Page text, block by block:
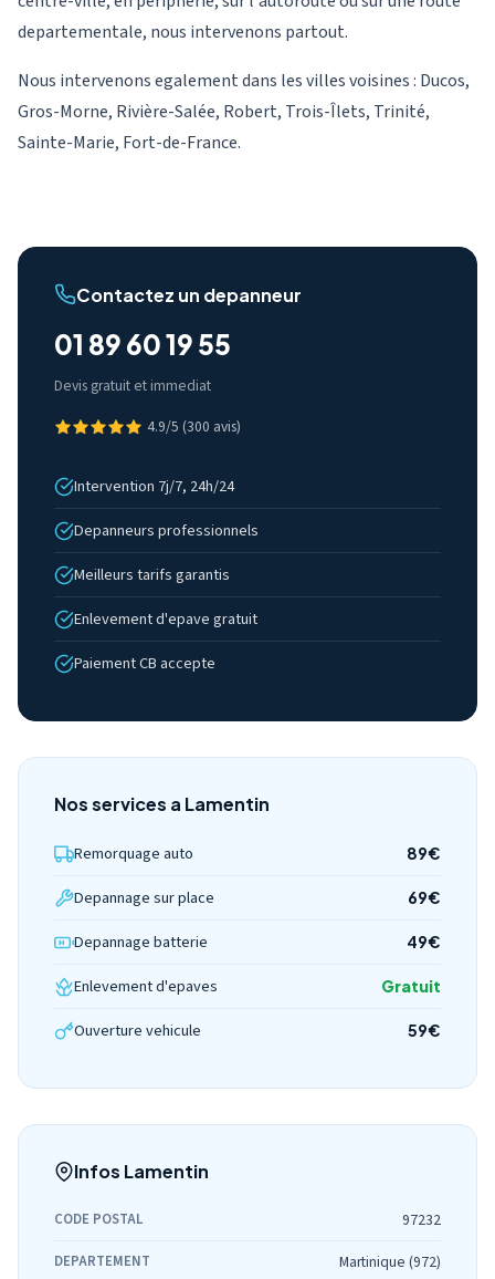
departementale, nous intervenons partout.
Nous intervenons egalement dans les villes voisines : Ducos,
Gros-Morne, Rivière-Salée, Robert, Trois-Îlets, Trinité,
Sainte-Marie, Fort-de-France.
Contactez un depanneur
01 89 60 19 55
Devis gratuit et immediat
4.9/5 (300 avis)
Intervention 7j/7, 24h/24
Depanneurs professionnels
Meilleurs tarifs garantis
Enlevement d'epave gratuit
Paiement CB accepte
Nos services a Lamentin
Remorquage auto 89€
Depannage sur place 69€
Depannage batterie 49€
Enlevement d'epaves Gratuit
Ouverture vehicule 59€
Infos Lamentin
CODE POSTAL 97232
DEPARTEMENT Martinique (972)